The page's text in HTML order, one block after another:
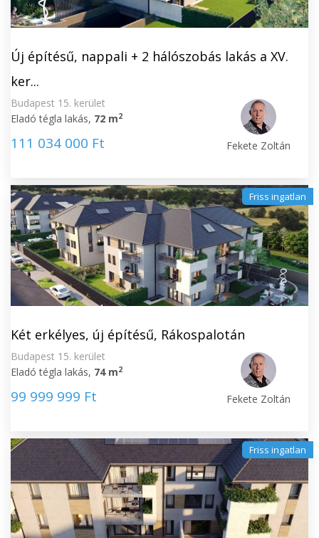
Új építésű, nappali + 2 hálószobás lakás a XV.
ker...
Budapest 15. kerület
Eladó tégla lakás, 72 m2
111 034 000 Ft Fekete Zoltán
Friss ingatlan
Két erkélyes, új építésű, Rákospalotán
Budapest 15. kerület
Eladó tégla lakás, 74 m2
99 999 999 Ft Fekete Zoltán
Friss ingatlan